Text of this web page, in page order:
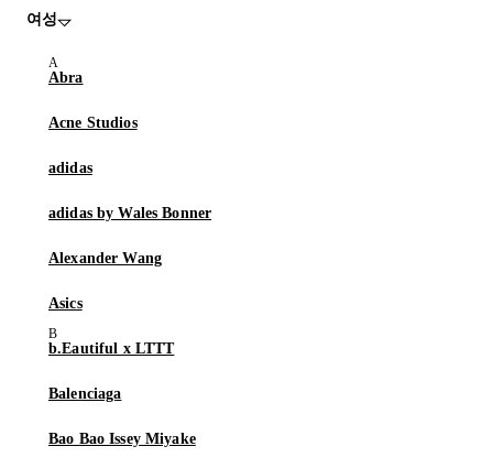
여성
Abra
Acne Studios
adidas
adidas by Wales Bonner
Alexander Wang
Asics
b.Eautiful x LTTT
Balenciaga
Bao Bao Issey Miyake